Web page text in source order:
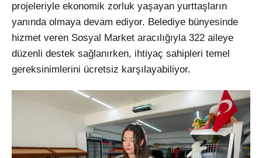
projeleriyle ekonomik zorluk yaşayan yurttaşların
yanında olmaya devam ediyor. Belediye bünyesinde
hizmet veren Sosyal Market aracılığıyla 322 aileye
düzenli destek sağlanırken, ihtiyaç sahipleri temel
gereksinimlerini ücretsiz karşılayabiliyor.